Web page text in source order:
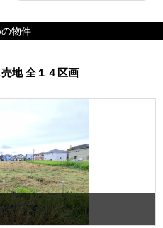
物件
地 全１４区画